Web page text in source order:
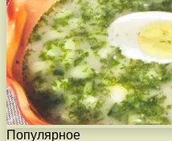
Популярное